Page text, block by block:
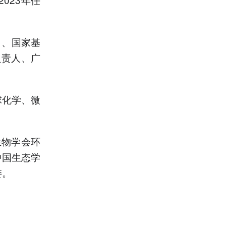
国家基
人、广
学、微
学会环
生态学